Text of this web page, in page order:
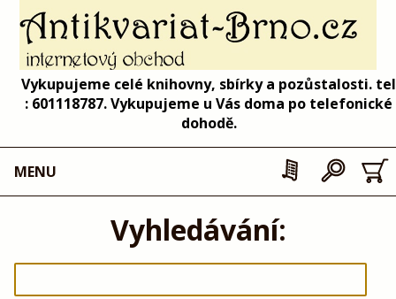
Vykupujeme celé knihovny, sbírky a pozůstalosti. tel
: 601118787. Vykupujeme u Vás doma po telefonické
dohodě.
MENU
Vyhledávání: